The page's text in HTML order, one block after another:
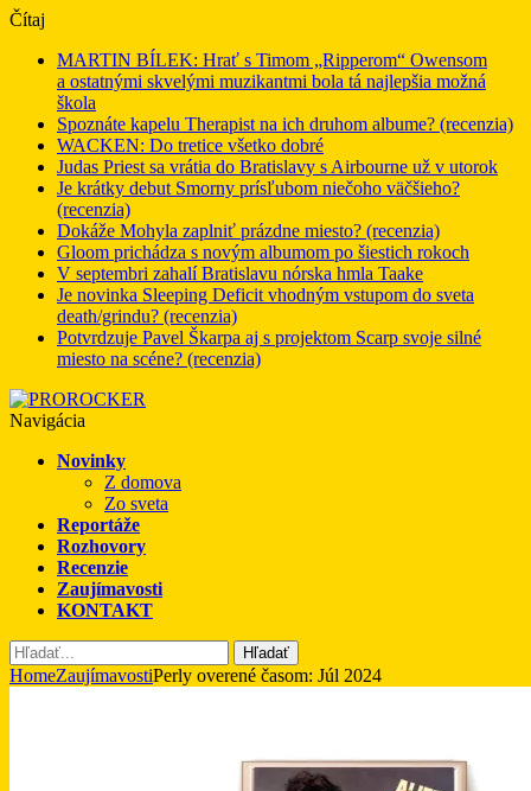
Čítaj
MARTIN BÍLEK: Hrať s Timom „Ripperom“ Owensom
a ostatnými skvelými muzikantmi bola tá najlepšia možná
škola
Spoznáte kapelu Therapist na ich druhom albume? (recenzia)
WACKEN: Do tretice všetko dobré
Judas Priest sa vrátia do Bratislavy s Airbourne už v utorok
Je krátky debut Smorny prísľubom niečoho väčšieho?
(recenzia)
Dokáže Mohyla zaplniť prázdne miesto? (recenzia)
Gloom prichádza s novým albumom po šiestich rokoch
V septembri zahalí Bratislavu nórska hmla Taake
Je novinka Sleeping Deficit vhodným vstupom do sveta
death/grindu? (recenzia)
Potvrdzuje Pavel Škarpa aj s projektom Scarp svoje silné
miesto na scéne? (recenzia)
Navigácia
Novinky
Z domova
Zo sveta
Reportáže
Rozhovory
Recenzie
Zaujímavosti
KONTAKT
Hľadať
HomeZaujímavostiPerly overené časom: Júl 2024